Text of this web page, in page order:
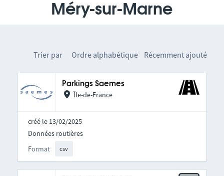
Méry-sur-Marne
Trier par Ordre alphabétique Récemment ajouté
Parkings Saemes
Île-de-France
créé le 13/02/2025
Format csv
Données routières